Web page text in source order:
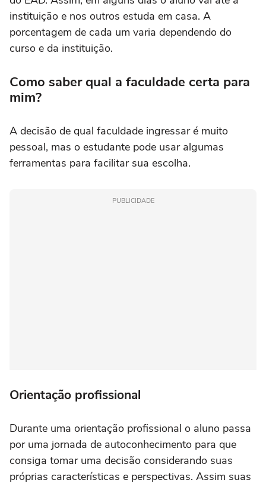
instituição e nos outros estuda em casa. A
porcentagem de cada um varia dependendo do
curso e da instituição.
Como saber qual a faculdade certa para
mim?
A decisão de qual faculdade ingressar é muito
pessoal, mas o estudante pode usar algumas
ferramentas para facilitar sua escolha.
PUBLICIDADE
Orientação profissional
Durante uma orientação profissional o aluno passa
por uma jornada de autoconhecimento para que
consiga tomar uma decisão considerando suas
próprias características e perspectivas. Assim suas